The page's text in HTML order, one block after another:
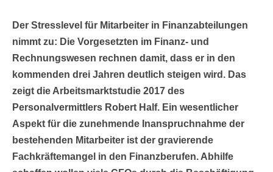
Der Stresslevel für Mitarbeiter in Finanzabteilungen
nimmt zu: Die Vorgesetzten im Finanz- und
Rechnungswesen rechnen damit, dass er in den
kommenden drei Jahren deutlich steigen wird. Das
zeigt die Arbeitsmarktstudie 2017 des
Personalvermittlers Robert Half. Ein wesentlicher
Aspekt für die zunehmende Inanspruchnahme der
bestehenden Mitarbeiter ist der gravierende
Fachkräftemangel in den Finanzberufen. Abhilfe